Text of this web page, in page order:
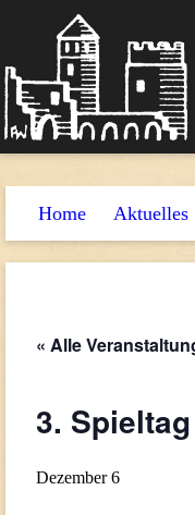
Home Aktuelles
« Alle
3.
Dezember 6